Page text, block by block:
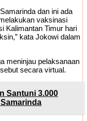
dan ini ada
vaksinasi
Kalimantan Timur hari
kata Jokowi dalam
meninjau pelaksanaan
secara virtual.
Santuni 3.000